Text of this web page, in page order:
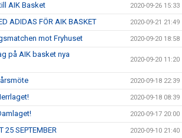
AIK Basket 2020-09-26 15:33
ADIDAS FÖR AIK BASKET 2020-09-21 21:49
mot Fryhuset 2020-09-20 18:58
på AIK basket nya
2020-09-20 11:20
2020-09-18 22:39
2020-09-18 08:39
2020-09-17 20:00
25 SEPTEMBER 2020-09-10 21:40